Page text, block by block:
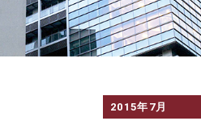
2015年7月